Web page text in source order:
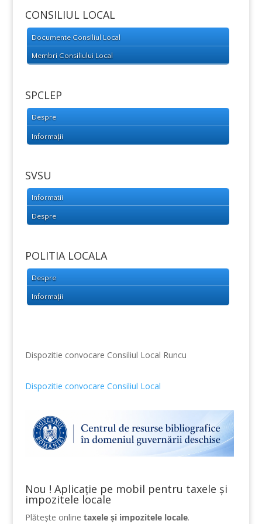
CONSILIUL LOCAL
Documente Consiliul Local
Membri Consiliului Local
SPCLEP
Despre
Informații
SVSU
Informatii
Despre
POLITIA LOCALA
Despre
Informații
Dispozitie convocare Consiliul Local Runcu
Dispozitie convocare Consiliul Local
Nou ! Aplicație pe mobil pentru taxele și
impozitele locale
Plătește online taxele și impozitele locale.